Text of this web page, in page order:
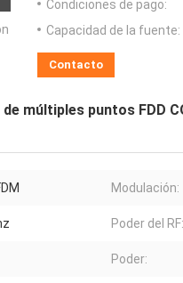
Condiciones de pago:
Capacidad de la fuente:
Contacto
múltiples puntos FDD
Modulación:
Poder del RF:
Poder: